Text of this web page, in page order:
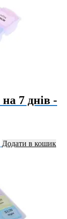
7 днів -
Додати в кошик